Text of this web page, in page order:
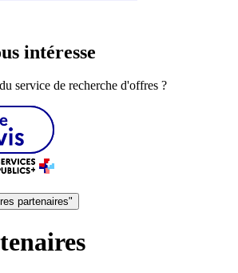
intéresse
service de recherche d'offres ?
partenaires"